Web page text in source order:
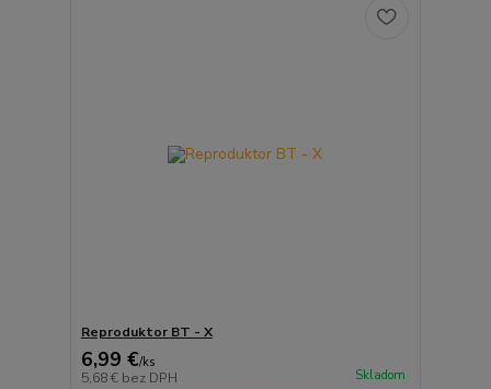
Reproduktor BT - X
6,99 €/ks
5,68 € bez DPH Skladom